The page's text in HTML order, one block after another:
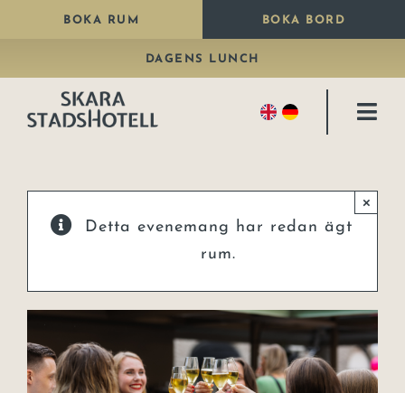
BOKA RUM BOKA BORD
DAGENS LUNCH
Fira
Kongresshall
Konferens
Detta evenemang har redan ägt
rum.
×